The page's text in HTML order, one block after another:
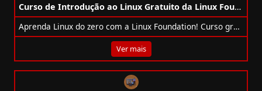
Curso de Introdução ao Linux Gratuito da Linux Foundation
Aprenda Linux do zero com a Linux Foundation! Curso gratuito, online e prático, com 60h de conteúdo e certificado digital.
Ver mais